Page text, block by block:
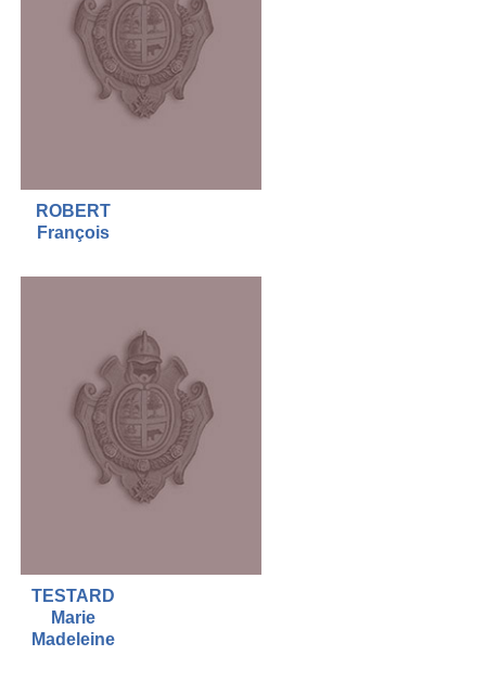
ROBERT
François
TESTARD
Marie
Madeleine